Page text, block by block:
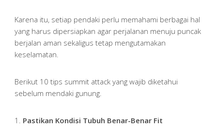
Karena itu, setiap pendaki perlu memahami berbagai hal
yang harus dipersiapkan agar perjalanan menuju puncak
berjalan aman sekaligus tetap mengutamakan
keselamatan.
Berikut 10 tips summit attack yang wajib diketahui
sebelum mendaki gunung.
1. Pastikan Kondisi Tubuh Benar-Benar Fit